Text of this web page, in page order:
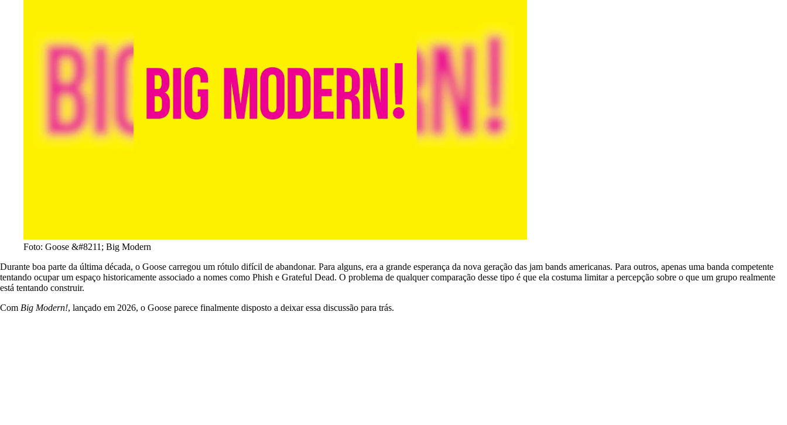
Foto: Goose &#8211; Big Modern
Durante boa parte da última década, o Goose carregou um rótulo difícil de abandonar. Para alguns, era a grande esperança da nova geração das jam bands americanas. Para outros, apenas uma banda competente
tentando ocupar um espaço historicamente associado a nomes como Phish e Grateful Dead. O problema de qualquer comparação desse tipo é que ela costuma limitar a percepção sobre o que um grupo realmente
está tentando construir.
Com Big Modern!, lançado em 2026, o Goose parece finalmente disposto a deixar essa discussão para trás.